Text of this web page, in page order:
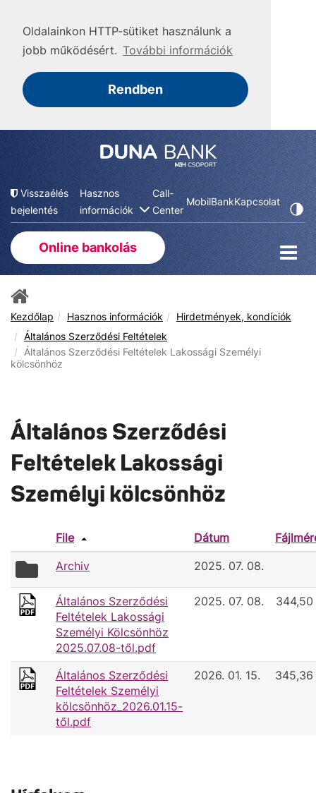
Oldalainkon HTTP-sütiket használunk a
jobb működésért. További információk
Rendben
Visszaélés
bejelentés
Hasznos
információk
Call-
Center
MobilBankKapcsolat
Online bankolás
Kezdőlap Hasznos információk
Hirdetmények, kondíciók
Általános Szerződési Feltételek
Általános Szerződési Feltételek Lakossági Személyi
kölcsönhöz
Általános Szerződési
Feltételek Lakossági
Személyi kölcsönhöz
File Dátum
folder
Archiv 2025. 07. 08.
Általános Szerződési
Feltételek Lakossági
Személyi Kölcsönhöz
2025.07.08-től.pdf
2025. 07. 08. 344,50
Általános Szerződési
Feltételek Személyi
kölcsönhöz_2026.01.15-
től.pdf
2026. 01. 15. 345,36